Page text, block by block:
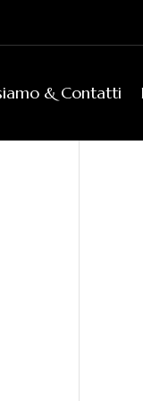
& Contatti